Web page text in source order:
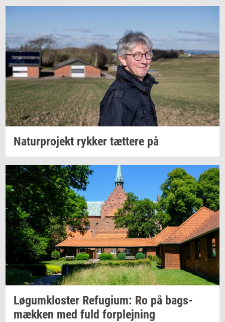
Na­tur­pro­jekt ryk­ker tæt­te­re på
Løgum­klo­ster Re­fu­gi­um: Ro på bags­
mæk­ken med fuld for­plej­ning